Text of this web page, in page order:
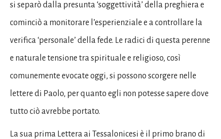
si separò dalla presunta ‘soggettività’ della preghiera e
cominciò a monitorare l’esperienziale e a controllare la
verifica ‘personale’ della fede. Le radici di questa perenne
e naturale tensione tra spirituale e religioso, così
comunemente evocate oggi, si possono scorgere nelle
lettere di Paolo, per quanto egli non potesse sapere dove
tutto ciò avrebbe portato.
La sua prima Lettera ai Tessalonicesi è il primo brano di